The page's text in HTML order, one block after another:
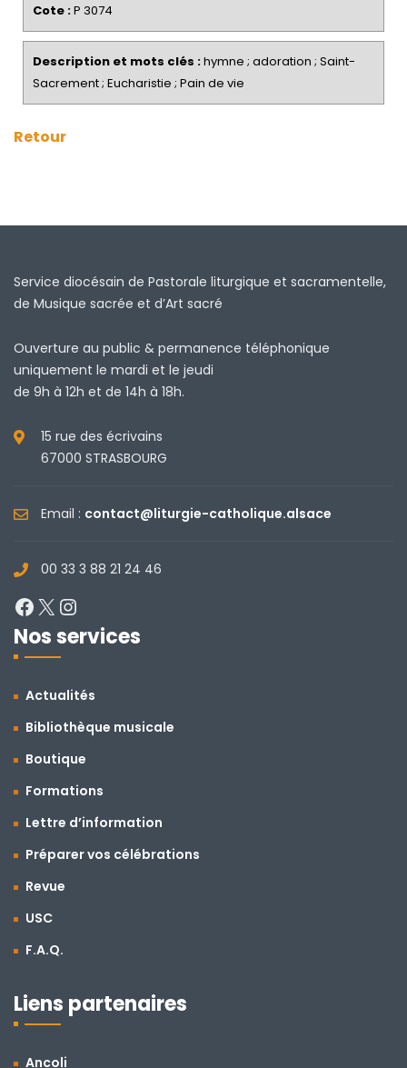
Cote :P 3074
Description et mots clés :hymne ; adoration ; Saint-
Sacrement ; Eucharistie ; Pain de vie
Retour
Service diocésain de Pastorale liturgique et sacramentelle,
de Musique sacrée et d’Art sacré
Ouverture au public & permanence téléphonique
uniquement le mardi et le jeudi
de 9h à 12h et de 14h à 18h.
15 rue des écrivains
67000 STRASBOURG
Email : contact@liturgie-catholique.alsace
00 33 3 88 21 24 46
Facebook
X
Nos services
Actualités
Bibliothèque musicale
Boutique
Formations
Lettre d’information
Préparer vos célébrations
Revue
USC
F.A.Q.
Liens partenaires
Ancoli